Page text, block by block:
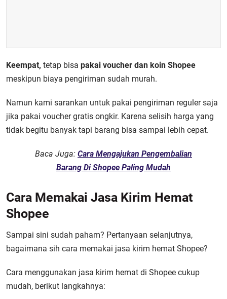
Keempat, tetap bisa pakai voucher dan koin Shopee
meskipun biaya pengiriman sudah murah.
Namun kami sarankan untuk pakai pengiriman reguler saja
jika pakai voucher gratis ongkir. Karena selisih harga yang
tidak begitu banyak tapi barang bisa sampai lebih cepat.
Baca Juga: Cara Mengajukan Pengembalian
Barang Di Shopee Paling Mudah
Cara Memakai Jasa Kirim Hemat
Shopee
Sampai sini sudah paham? Pertanyaan selanjutnya,
bagaimana sih cara memakai jasa kirim hemat Shopee?
Cara menggunakan jasa kirim hemat di Shopee cukup
mudah, berikut langkahnya: